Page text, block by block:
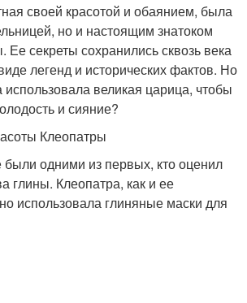
своей красотой и обаянием, была
но и настоящим знатоком
Ее секреты сохранились сквозь века
легенд и исторических фактов. Но
использовала великая царица, чтобы
и сияние?
Клеопатры
были одними из первых, кто оценил
глины. Клеопатра, как и ее
использовала глиняные маски для